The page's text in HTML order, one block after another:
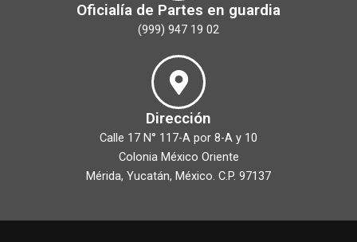
Oficialía de Partes en guardia
(999) 947 19 02
Dirección
Calle 17 N° 117-A por 8-A y 10
Colonia México Oriente
Mérida, Yucatán, México. C.P. 97137